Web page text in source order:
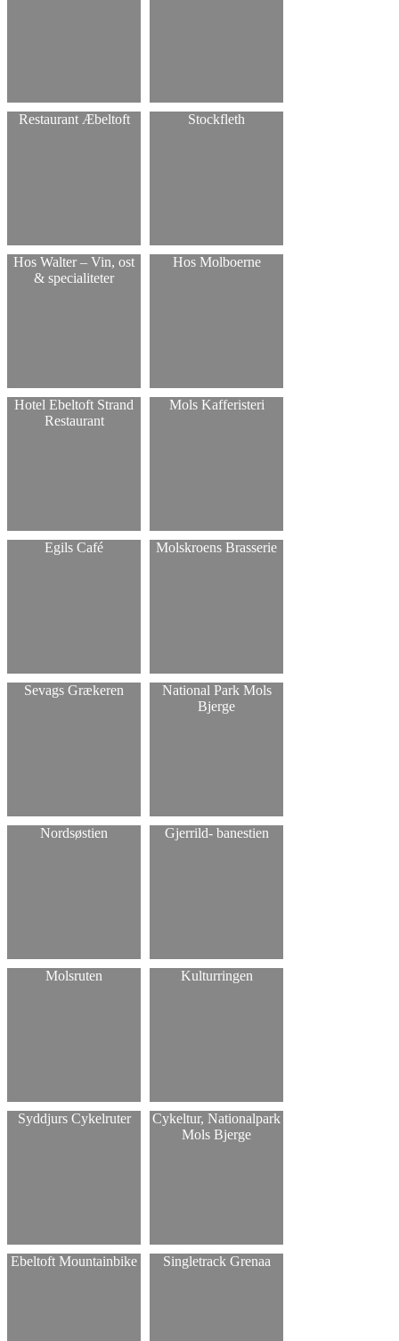
Restaurant Æbeltoft Stockfleth
Hos Walter – Vin, ost
& specialiteter
Hos Molboerne
Hotel Ebeltoft Strand
Restaurant
Mols Kafferisteri
Egils Café Molskroens Brasserie
Sevags Grækeren
National Park Mols
Bjerge
Nordsøstien Gjerrild- banestien
Molsruten Kulturringen
Syddjurs Cykelruter
Cykeltur, Nationalpark
Mols Bjerge
Ebeltoft Mountainbike Singletrack Grenaa